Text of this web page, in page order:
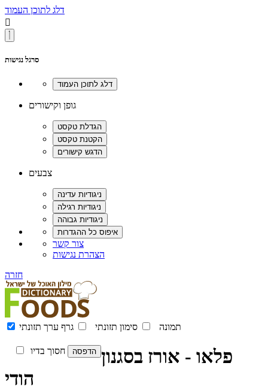
דלג לתוכן העמוד

סרגל נגישות
גופן וקישורים
צבעים
צור קשר
הצהרת נגישות
חזרה
תמונה סימון תזונתי גרף ערך תזונתי
חסוך בדיו
פלאו - אורז בסגנון
הודי